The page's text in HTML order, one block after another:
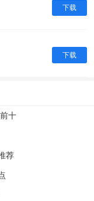
下载
下载
十
荐